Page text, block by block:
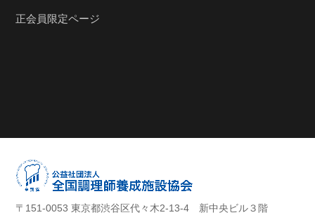
正会員限定ページ
〒151-0053 東京都渋谷区代々木2-13-4 新中央ビル３階